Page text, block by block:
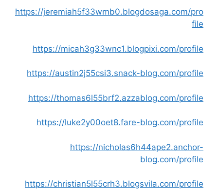
https://jeremiah5f33wmb0.blogdosaga.com/pro
file
https://micah3g33wnc1.blogpixi.com/profile
https://austin2j55csi3.snack-blog.com/profile
https://thomas6l55brf2.azzablog.com/profile
https://luke2y00oet8.fare-blog.com/profile
https://nicholas6h44ape2.anchor-
blog.com/profile
https://christian5l55crh3.blogsvila.com/profile